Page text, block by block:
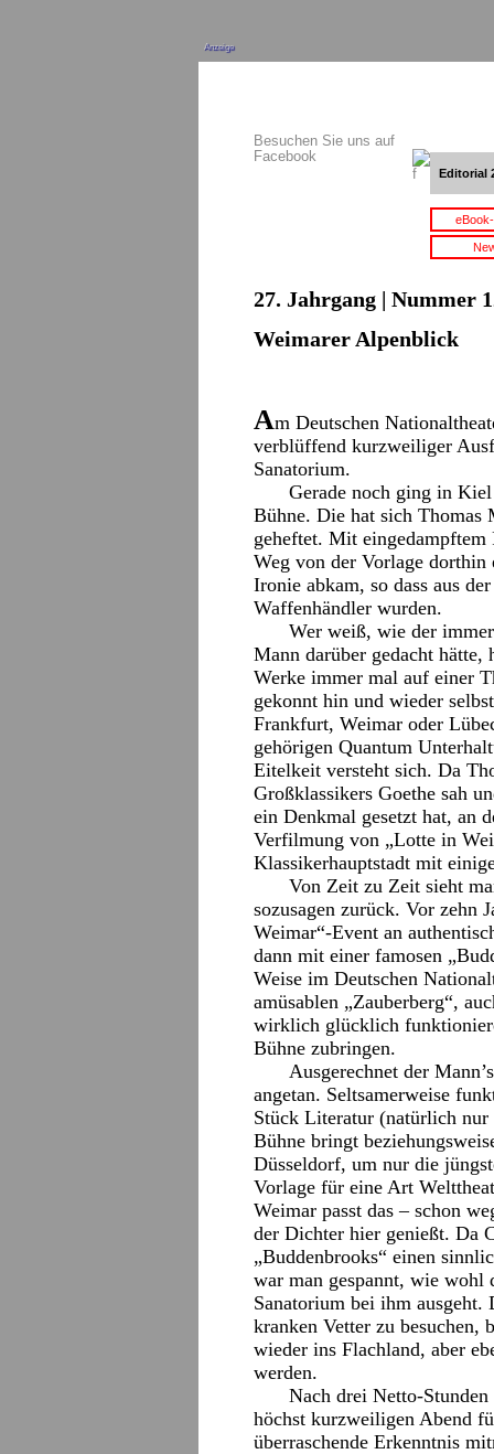
Anzeige
Besuchen Sie uns auf
Facebook
Editorial
27. Jahrgang | Nummer
Weimarer Alpenblick
Am Deutschen
verblüffend kurzweiliger
Sanatorium.
Gerade noch ging in
Bühne. Die hat sich Thomas
geheftet. Mit eingedampftem
Weg von der Vorlage dorthin
Ironie abkam, so dass aus
Waffenhändler wurden.
Wer weiß, wie der
Mann darüber gedacht hätte,
Werke immer mal auf einer
gekonnt hin und wieder
Frankfurt, Weimar oder
gehörigen Quantum
Eitelkeit versteht sich. Da
Großklassikers Goethe sah
ein Denkmal gesetzt hat, an
Verfilmung von „Lotte in
Klassikerhauptstadt mit
Von Zeit zu Zeit sieht
sozusagen zurück. Vor zehn
Weimar“-Event an
dann mit einer famosen
Weise im Deutschen
amüsablen „Zauberberg“,
wirklich glücklich
Bühne zubringen.
Ausgerechnet der
angetan. Seltsamerweise
Stück Literatur (natürlich nur
Bühne bringt
Düsseldorf, um nur die
Vorlage für eine Art
Weimar passt das – schon
der Dichter hier genießt. Da
„Buddenbrooks“ einen
war man gespannt, wie wohl
Sanatorium bei ihm
kranken Vetter zu besuchen,
wieder ins Flachland, aber
werden.
Nach drei Netto-
höchst kurzweiligen Abend
überraschende Erkenntnis